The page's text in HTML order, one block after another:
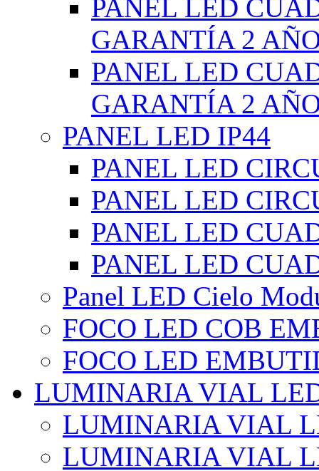
PANEL LED
GARANTÍA 2
PANEL LED
GARANTÍA 2
PANEL LED IP44
PANEL LED
PANEL LED
PANEL LED
PANEL LED
Panel LED Cielo
FOCO LED COB
FOCO LED
LUMINARIA VIAL
LUMINARIA VIAL
LUMINARIA VIAL